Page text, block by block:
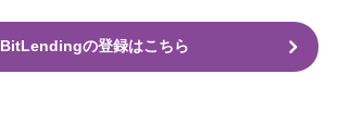
BitLendingの登録はこちら